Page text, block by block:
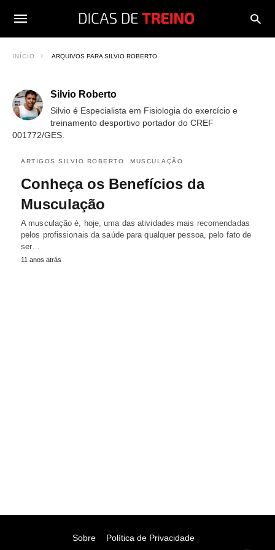
INÍCIO ARQUIVOS PARA SILVIO ROBERTO
Silvio Roberto
Silvio é Especialista em Fisiologia do exercício e
treinamento desportivo portador do CREF
001772/GES.
ARTIGOS SILVIO ROBERTO MUSCULAÇÃO
Conheça os Benefícios da
Musculação
A musculação é, hoje, uma das atividades mais recomendadas
pelos profissionais da saúde para qualquer pessoa, pelo fato de
ser…
11 anos atrás
Sobre Política de Privacidade